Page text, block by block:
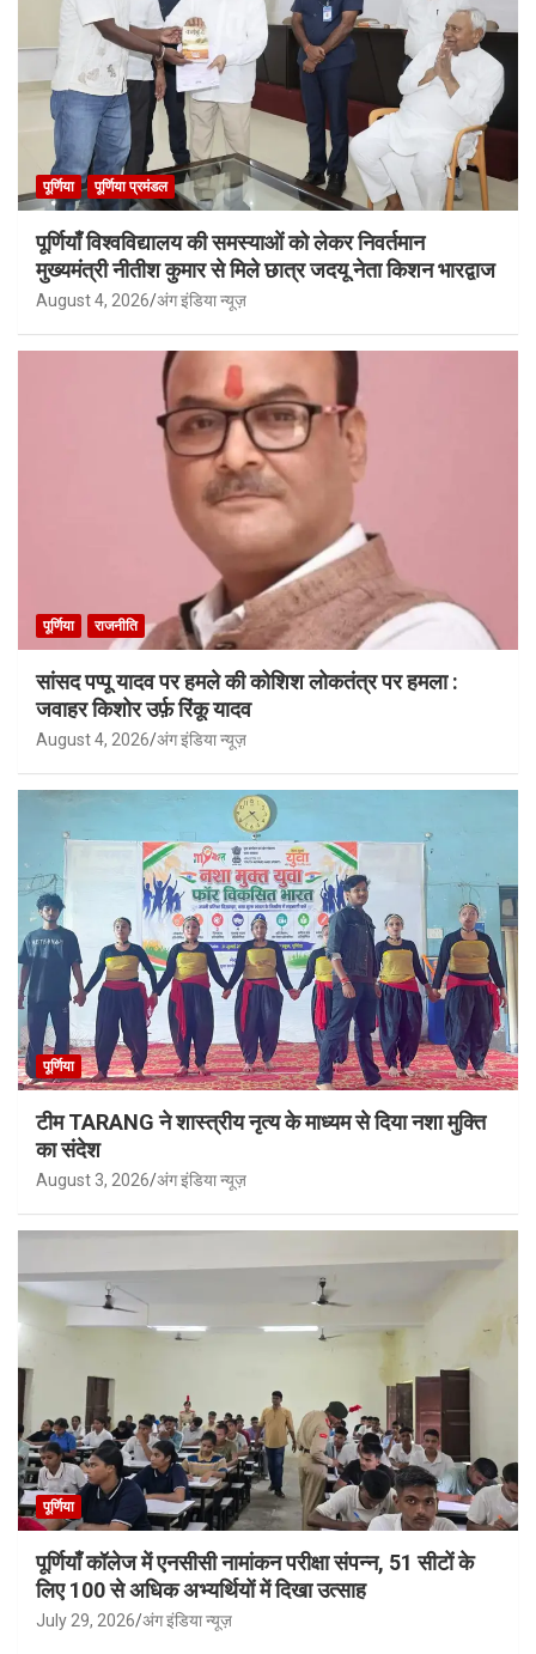
पूर्णिया पूर्णिया प्रमंडल
पूर्णियाँ विश्वविद्यालय की समस्याओं को लेकर निवर्तमान
मुख्यमंत्री नीतीश कुमार से मिले छात्र जदयू नेता किशन भारद्वाज
August 4, 2026 अंग इंडिया न्यूज़
पूर्णिया राजनीति
सांसद पप्पू यादव पर हमले की कोशिश लोकतंत्र पर हमला :
जवाहर किशोर उर्फ़ रिंकू यादव
August 4, 2026 अंग इंडिया न्यूज़
पूर्णिया
टीम TARANG ने शास्त्रीय नृत्य के माध्यम से दिया नशा मुक्ति
का संदेश
August 3, 2026 अंग इंडिया न्यूज़
पूर्णिया
पूर्णियाँ कॉलेज में एनसीसी नामांकन परीक्षा संपन्न, 51 सीटों के
लिए 100 से अधिक अभ्यर्थियों में दिखा उत्साह
July 29, 2026 अंग इंडिया न्यूज़